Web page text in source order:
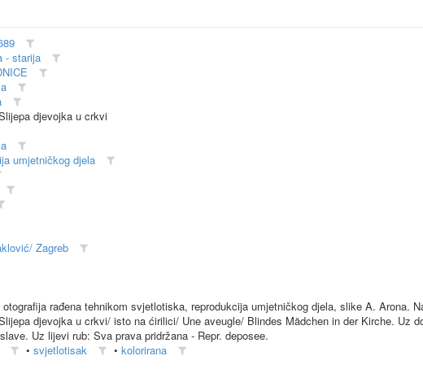
- starija
djevojka u crkvi
umjetničkog djela
Zagreb
otografija rađena tehnikom svjetlotiska, reprodukcija umjetničkog djela, slike A. Arona.
djevojka u crkvi/ isto na ćirilici/ Une aveugle/ Blindes Mädchen in der Kirche. Uz
Uz lijevi rub: Sva prava pridržana - Repr. deposee.
• svjetlotisak • kolorirana